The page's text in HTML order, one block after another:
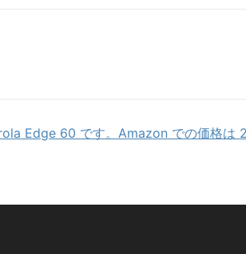
Edge 60 です。Amazon での価格は